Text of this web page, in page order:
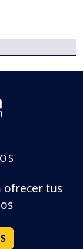
ofrecer tus